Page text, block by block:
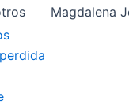
Magdalena